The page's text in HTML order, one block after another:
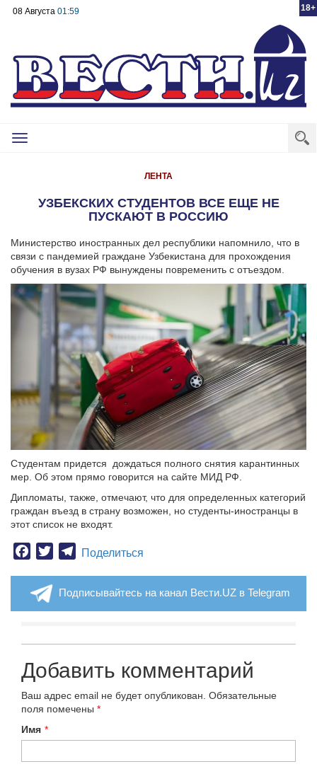
18+
08 Августа 01:59
Toggle
ЛЕНТА
УЗБЕКСКИХ СТУДЕНТОВ ВСЕ ЕЩЕ НЕ
ПУСКАЮТ В РОССИЮ
Министерство иностранных дел республики напомнило, что в
связи с пандемией граждане Узбекистана для прохождения
обучения в вузах РФ вынуждены повременить с отъездом.
Студентам придется дождаться полного снятия карантинных
мер. Об этом прямо говорится на сайте МИД РФ.
Дипломаты, также, отмечают, что для определенных категорий
граждан въезд в страну возможен, но студенты-иностранцы в
этот список не входят.
Facebook
TwitterTelegram
Поделиться
Подписывайтесь на канал Вести.UZ в Telegram
Добавить комментарий
Ваш адрес email не будет опубликован. Обязательные
поля помечены *
Имя *